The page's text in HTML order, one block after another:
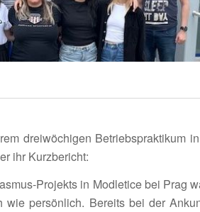
drei­wö­chigen Betriebs­prak­tikum
ihr Kurzbericht:
Projekts in Modle­tice bei Prag
wie persön­lich. Bereits bei der